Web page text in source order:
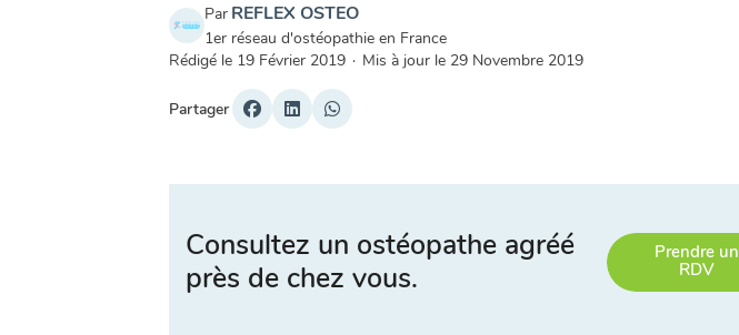
Par REFLEX OSTEO
1er réseau d'ostéopathie en France
Rédigé le 19 Février 2019 · Mis à jour le 29 Novembre 2019
Partager
Consultez un ostéopathe agréé
près de chez vous.
Prendre un
RDV